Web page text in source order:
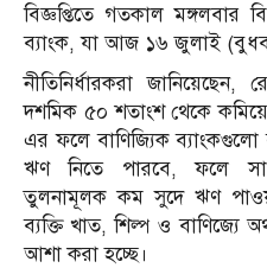
বিজ্ঞপ্তিতে গতকাল মঙ্গলবার
ব্যাংক, যা আজ ১৬ জুলাই
নীতিনির্ধারকরা
দশমিক ৫০ শতাংশ থেকে কমিয়ে
এর ফলে বাণিজ্যিক ব্যাংকগুলো
ঋণ নিতে পারবে, ফলে
তুলনামূলক কম সুদে ঋণ
ব্যক্তি খাত, শিল্প ও বাণিজ্যে
আশা করা হচ্ছে।